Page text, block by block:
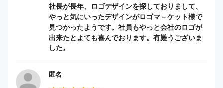
社長が長年、ロゴデザインを探しておりまして、
やっと気にいったデザインがロゴマ－ケット様で
見つかったようです。社員もやっと会社のロゴが
出来たとよても喜んでおります。有難うございま
した。
匿名